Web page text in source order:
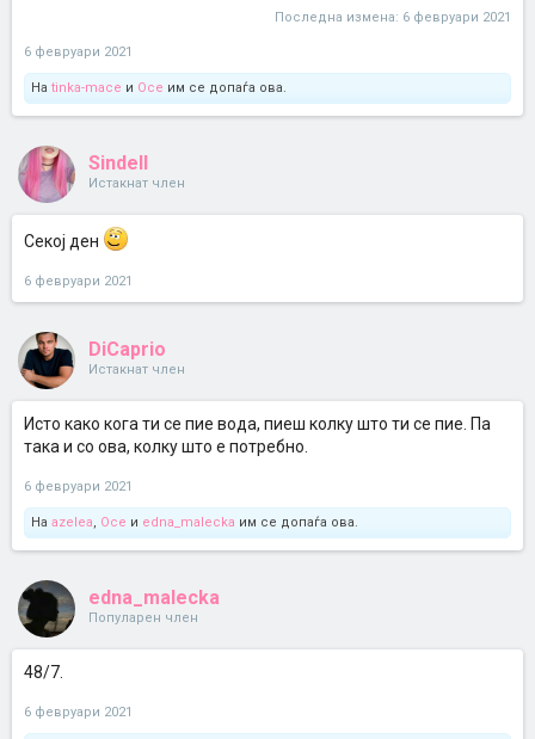
Последна измена: 6 февруари 2021
6 февруари 2021
На tinka-mace и Осе им се допаѓа ова.
Sindell
Истакнат член
Секој ден
6 февруари 2021
DiCaprio
Истакнат член
Исто како кога ти се пие вода, пиеш колку што ти се пие. Па
така и со ова, колку што е потребно.
6 февруари 2021
На azelea, Осе и edna_malecka им се допаѓа ова.
edna_malecka
Популарен член
48/7.
6 февруари 2021